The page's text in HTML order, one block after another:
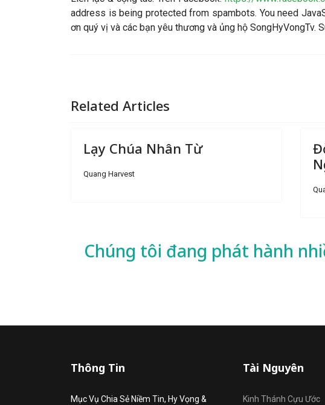
address is being protected from spambots. You need
ơn quý vị và các bạn yêu thương và ủng hộ SongHyVongTv.
Related Articles
Lạy Chúa Nhân Từ
Quang Harvest
Chúng tôi đang phát hành
Thông Tin
Mục Vụ Chia Sẻ Niềm Tin, Hy Vọng &
Tài Nguyên
Kinh Thánh Cựu Ước